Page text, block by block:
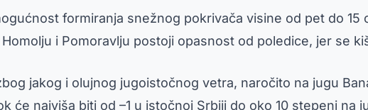
formiranja snežnog pokrivača visine od pet do 15
i Pomoravlju postoji opasnost od poledice, jer se
jakog i olujnog jugoistočnog vetra, naročito na jugu
najviša biti od –1 u istočnoj Srbiji do oko 10 stepeni na